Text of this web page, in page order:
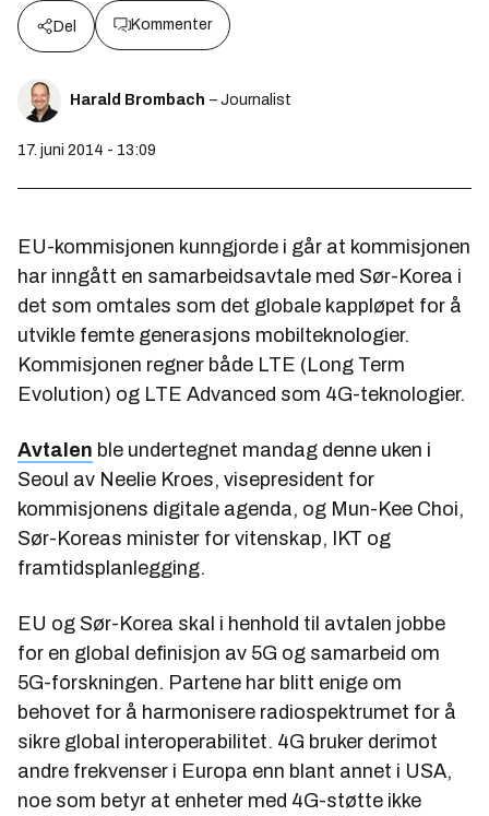
Del Kommenter
Harald Brombach – Journalist
17. juni 2014 - 13:09
EU-kommisjonen kunngjorde i går at kommisjonen
har inngått en samarbeidsavtale med Sør-Korea i
det som omtales som det globale kappløpet for å
utvikle femte generasjons mobilteknologier.
Kommisjonen regner både LTE (Long Term
Evolution) og LTE Advanced som 4G-teknologier.
Avtalen ble undertegnet mandag denne uken i
Seoul av Neelie Kroes, visepresident for
kommisjonens digitale agenda, og Mun-Kee Choi,
Sør-Koreas minister for vitenskap, IKT og
framtidsplanlegging.
EU og Sør-Korea skal i henhold til avtalen jobbe
for en global definisjon av 5G og samarbeid om
5G-forskningen. Partene har blitt enige om
behovet for å harmonisere radiospektrumet for å
sikre global interoperabilitet. 4G bruker derimot
andre frekvenser i Europa enn blant annet i USA,
noe som betyr at enheter med 4G-støtte ikke